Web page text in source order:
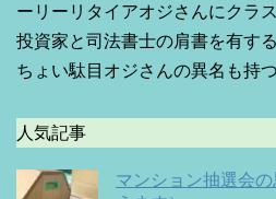
ーリーリタイアオジさんにクラ
投資家と司法書士の肩書を有す
ちょい駄目オジさんの異名も持つ
人気記事
マンション抽選会